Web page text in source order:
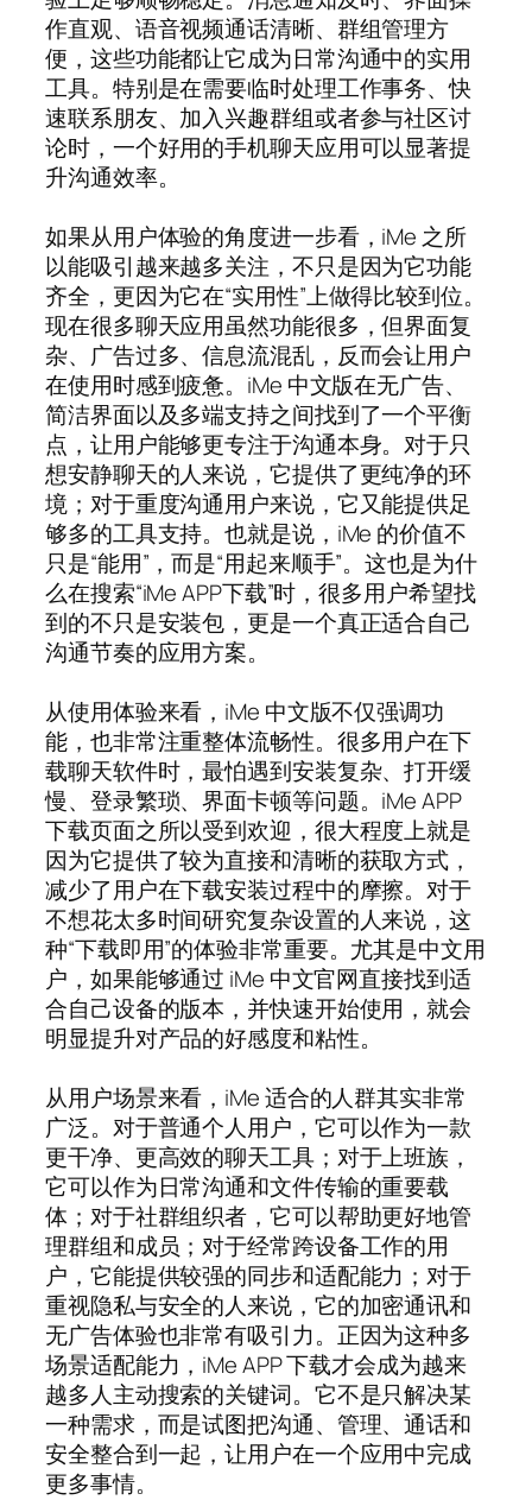
作直观、语音视频通话清晰、群组管理方
便，这些功能都让它成为日常沟通中的实用
工具。特别是在需要临时处理工作事务、快
速联系朋友、加入兴趣群组或者参与社区讨
论时，一个好用的手机聊天应用可以显著提
升沟通效率。
如果从用户体验的角度进一步看，iMe 之所
以能吸引越来越多关注，不只是因为它功能
齐全，更因为它在“实用性”上做得比较到位。
现在很多聊天应用虽然功能很多，但界面复
杂、广告过多、信息流混乱，反而会让用户
在使用时感到疲惫。iMe 中文版在无广告、
简洁界面以及多端支持之间找到了一个平衡
点，让用户能够更专注于沟通本身。对于只
想安静聊天的人来说，它提供了更纯净的环
境；对于重度沟通用户来说，它又能提供足
够多的工具支持。也就是说，iMe 的价值不
只是“能用”，而是“用起来顺手”。这也是为什
么在搜索“iMe APP下载”时，很多用户希望找
到的不只是安装包，更是一个真正适合自己
沟通节奏的应用方案。
从使用体验来看，iMe 中文版不仅强调功
能，也非常注重整体流畅性。很多用户在下
载聊天软件时，最怕遇到安装复杂、打开缓
慢、登录繁琐、界面卡顿等问题。iMe APP
下载页面之所以受到欢迎，很大程度上就是
因为它提供了较为直接和清晰的获取方式，
减少了用户在下载安装过程中的摩擦。对于
不想花太多时间研究复杂设置的人来说，这
种“下载即用”的体验非常重要。尤其是中文用
户，如果能够通过 iMe 中文官网直接找到适
合自己设备的版本，并快速开始使用，就会
明显提升对产品的好感度和粘性。
从用户场景来看，iMe 适合的人群其实非常
广泛。对于普通个人用户，它可以作为一款
更干净、更高效的聊天工具；对于上班族，
它可以作为日常沟通和文件传输的重要载
体；对于社群组织者，它可以帮助更好地管
理群组和成员；对于经常跨设备工作的用
户，它能提供较强的同步和适配能力；对于
重视隐私与安全的人来说，它的加密通讯和
无广告体验也非常有吸引力。正因为这种多
场景适配能力，iMe APP 下载才会成为越来
越多人主动搜索的关键词。它不是只解决某
一种需求，而是试图把沟通、管理、通话和
安全整合到一起，让用户在一个应用中完成
更多事情。